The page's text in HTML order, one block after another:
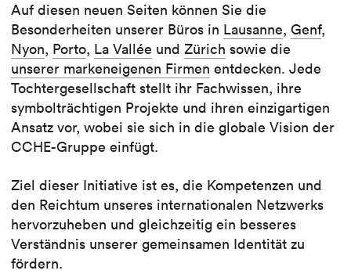
Auf diesen neuen Seiten können Sie die
Besonderheiten unserer Büros in Lausanne, Genf,
Nyon, Porto, La Vallée und Zürich sowie die
unserer markeneigenen Firmen entdecken. Jede
Tochtergesellschaft stellt ihr Fachwissen, ihre
symbolträchtigen Projekte und ihren einzigartigen
Ansatz vor, wobei sie sich in die globale Vision der
CCHE-Gruppe einfügt.
Ziel dieser Initiative ist es, die Kompetenzen und
den Reichtum unseres internationalen Netzwerks
hervorzuheben und gleichzeitig ein besseres
Verständnis unserer gemeinsamen Identität zu
fördern.